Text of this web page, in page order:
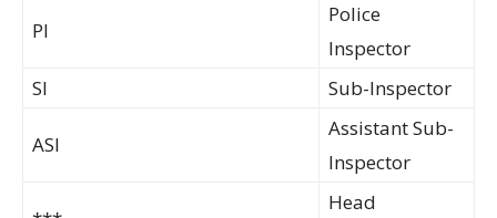
PI
Police
Inspector
SI
Sub-Inspector
ASI
Assistant Sub-
Inspector
Head